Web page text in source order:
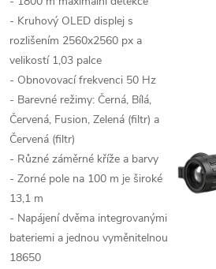
- Kruhový OLED displej s
rozlišením 2560x2560 px a
velikostí 1,03 palce
- Obnovovací frekvenci 50 Hz
- Barevné režimy: Černá, Bílá,
Červená, Fusion, Zelená (filtr) a
Červená (filtr)
- Různé záměrné kříže a barvy
- Zorné pole na 100 m je široké
13,1 m
- Napájení dvěma integrovanými
bateriemi a jednou vyměnitelnou
18650